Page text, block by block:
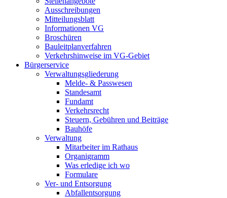
Ausschreibungen
Mitteilungsblatt
Informationen VG
Broschüren
Bauleitplanverfahren
Verkehrshinweise im VG-Gebiet
Bürgerservice
Verwaltungsgliederung
Melde- & Passwesen
Standesamt
Fundamt
Verkehrsrecht
Steuern, Gebühren und Beiträge
Bauhöfe
Verwaltung
Mitarbeiter im Rathaus
Organigramm
Was erledige ich wo
Formulare
Ver- und Entsorgung
Abfallentsorgung